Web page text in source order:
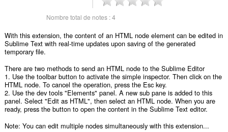
Nombre total de notes :4
With this extension, the content of an HTML node element can be edited in
Sublime Text with real-time updates upon saving of the generated
temporary file.
There are two methods to send an HTML node to the Sublime Editor
1. Use the toolbar button to activate the simple inspector. Then click on the
HTML node. To cancel the operation, press the Esc key.
2. Use the dev tools "Elements" panel. A new sub pane is added to this
panel. Select "Edit as HTML", then select an HTML node. When you are
ready, press the button to open the content in the Sublime Text editor.
Note: You can edit multiple nodes simultaneously with this extension...